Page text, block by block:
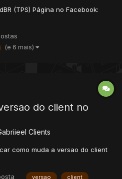
(TPS) Página no Facebook:
(e 6 mais)
do client no
Clients
como muda a versao do client
versao client